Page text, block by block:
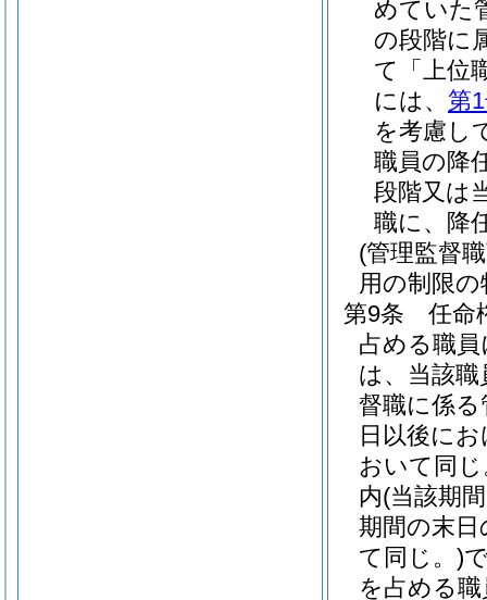
めていた
の段階に
て「上位
には、 第
を考慮し
職員の降
段階又は
職に、降
(管理監督
用の制限の
第9条
任命
占める職
は、当該
督職に係
日以後に
おいて同じ
内(当該期
期間の末
て同じ。)
を占める